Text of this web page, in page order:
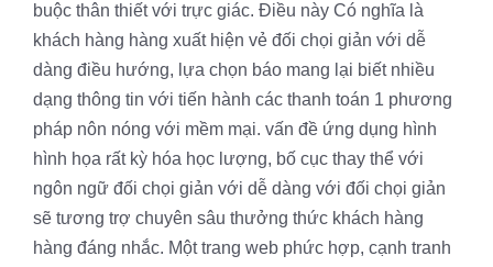
buộc thân thiết với trực giác. Điều này Có nghĩa là
khách hàng hàng xuất hiện vẻ đối chọi giản với dễ
dàng điều hướng, lựa chọn báo mang lại biết nhiều
dạng thông tin với tiến hành các thanh toán 1 phương
pháp nôn nóng với mềm mại. vấn đề ứng dụng hình
hình họa rất kỳ hóa học lượng, bố cục thay thể với
ngôn ngữ đối chọi giản với dễ dàng với đối chọi giản
sẽ tương trợ chuyên sâu thưởng thức khách hàng
hàng đáng nhắc. Một trang web phức hợp, cạnh tranh